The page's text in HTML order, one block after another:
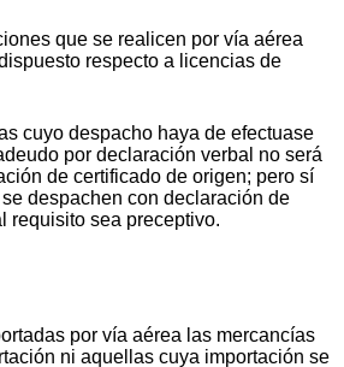
que se realicen por vía aérea
respecto a licencias de
cuyo despacho haya de efectuase
por declaración verbal no será
de certificado de origen; pero sí
despachen con declaración de
requisito sea preceptivo.
por vía aérea las mercancías
ni aquellas cuya importación se